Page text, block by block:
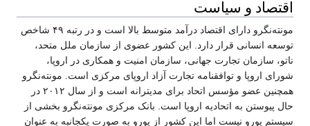
اقتصاد و سیاست
مونته‌نگرو دارای اقتصاد درآمد متوسط بالا است و در رتبه ۴۹ شاخص
توسعه انسانی قرار دارد. این کشور عضوی از سازمان ملل متحد،
ناتو، سازمان تجارت جهانی، سازمان امنیت و همکاری در اروپا،
شورای اروپا و توافقنامه تجارت آزاد اروپای مرکزی است. مونته‌نگرو
همچنین عضو مؤسس اتحاد برای مدیترانه است و از سال ۲۰۱۲ در
حال پیوستن به اتحادیه اروپا است. بانک مرکزی مونته‌نگرو بخشی از
سیستم یورو نیست اما این کشور از یورو به صورت یکجانبه به عنوان